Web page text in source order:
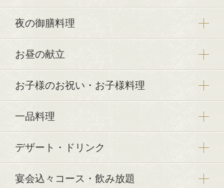
夜の御膳料理
お昼の献立
お子様のお祝い・お子様料理
一品料理
デザート・ドリンク
宴会込々コース・飲み放題